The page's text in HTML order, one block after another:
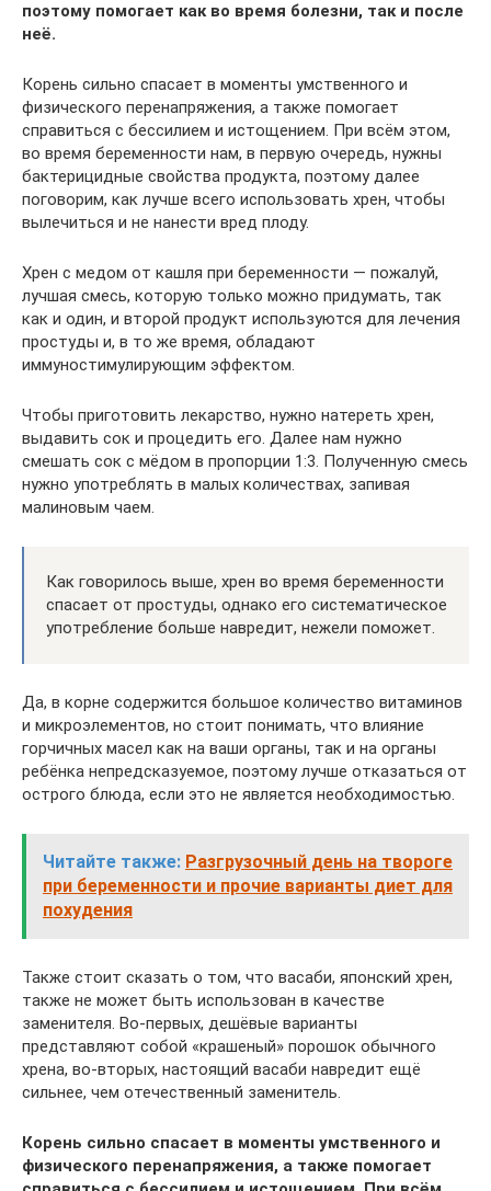
поэтому помогает как во время болезни, так и после
неё.
Корень сильно спасает в моменты умственного и
физического перенапряжения, а также помогает
справиться с бессилием и истощением. При всём этом,
во время беременности нам, в первую очередь, нужны
бактерицидные свойства продукта, поэтому далее
поговорим, как лучше всего использовать хрен, чтобы
вылечиться и не нанести вред плоду.
Хрен с медом от кашля при беременности — пожалуй,
лучшая смесь, которую только можно придумать, так
как и один, и второй продукт используются для лечения
простуды и, в то же время, обладают
иммуностимулирующим эффектом.
Чтобы приготовить лекарство, нужно натереть хрен,
выдавить сок и процедить его. Далее нам нужно
смешать сок с мёдом в пропорции 1:3. Полученную смесь
нужно употреблять в малых количествах, запивая
малиновым чаем.
Как говорилось выше, хрен во время беременности
спасает от простуды, однако его систематическое
употребление больше навредит, нежели поможет.
Да, в корне содержится большое количество витаминов
и микроэлементов, но стоит понимать, что влияние
горчичных масел как на ваши органы, так и на органы
ребёнка непредсказуемое, поэтому лучше отказаться от
острого блюда, если это не является необходимостью.
Читайте также: Разгрузочный день на твороге
при беременности и прочие варианты диет для
похудения
Также стоит сказать о том, что васаби, японский хрен,
также не может быть использован в качестве
заменителя. Во-первых, дешёвые варианты
представляют собой «крашеный» порошок обычного
хрена, во-вторых, настоящий васаби навредит ещё
сильнее, чем отечественный заменитель.
Корень сильно спасает в моменты умственного и
физического перенапряжения, а также помогает